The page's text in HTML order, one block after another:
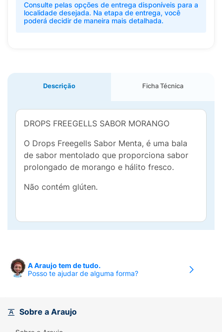
Consulte pelas opções de entrega disponíveis para a
localidade desejada. Na etapa de entrega, você
poderá decidir de maneira mais detalhada.
Descrição Ficha Técnica
DROPS FREEGELLS SABOR MORANGO
O Drops Freegells Sabor Menta, é uma bala
de sabor mentolado que proporciona sabor
prolongado de morango e hálito fresco.
Não contém glúten.
A Araujo tem de tudo.
Posso te ajudar de alguma forma?
Sobre a Araujo